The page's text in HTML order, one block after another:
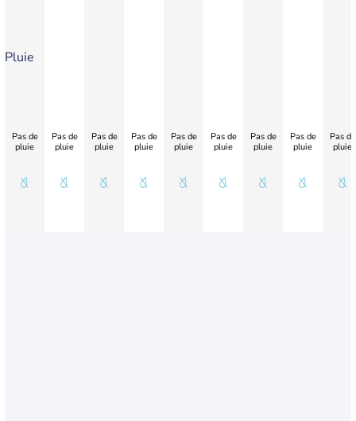
Pluie
Pas de
pluie
Pas de
pluie
Pas de
pluie
Pas de
pluie
Pas de
pluie
Pas de
pluie
Pas de
pluie
Pas de
pluie
Pas de
pluie